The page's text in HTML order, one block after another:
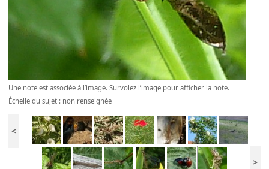
Une note est associée à l’image. Survolez l’image pour afficher la note.
Échelle du sujet : non renseignée
<
>